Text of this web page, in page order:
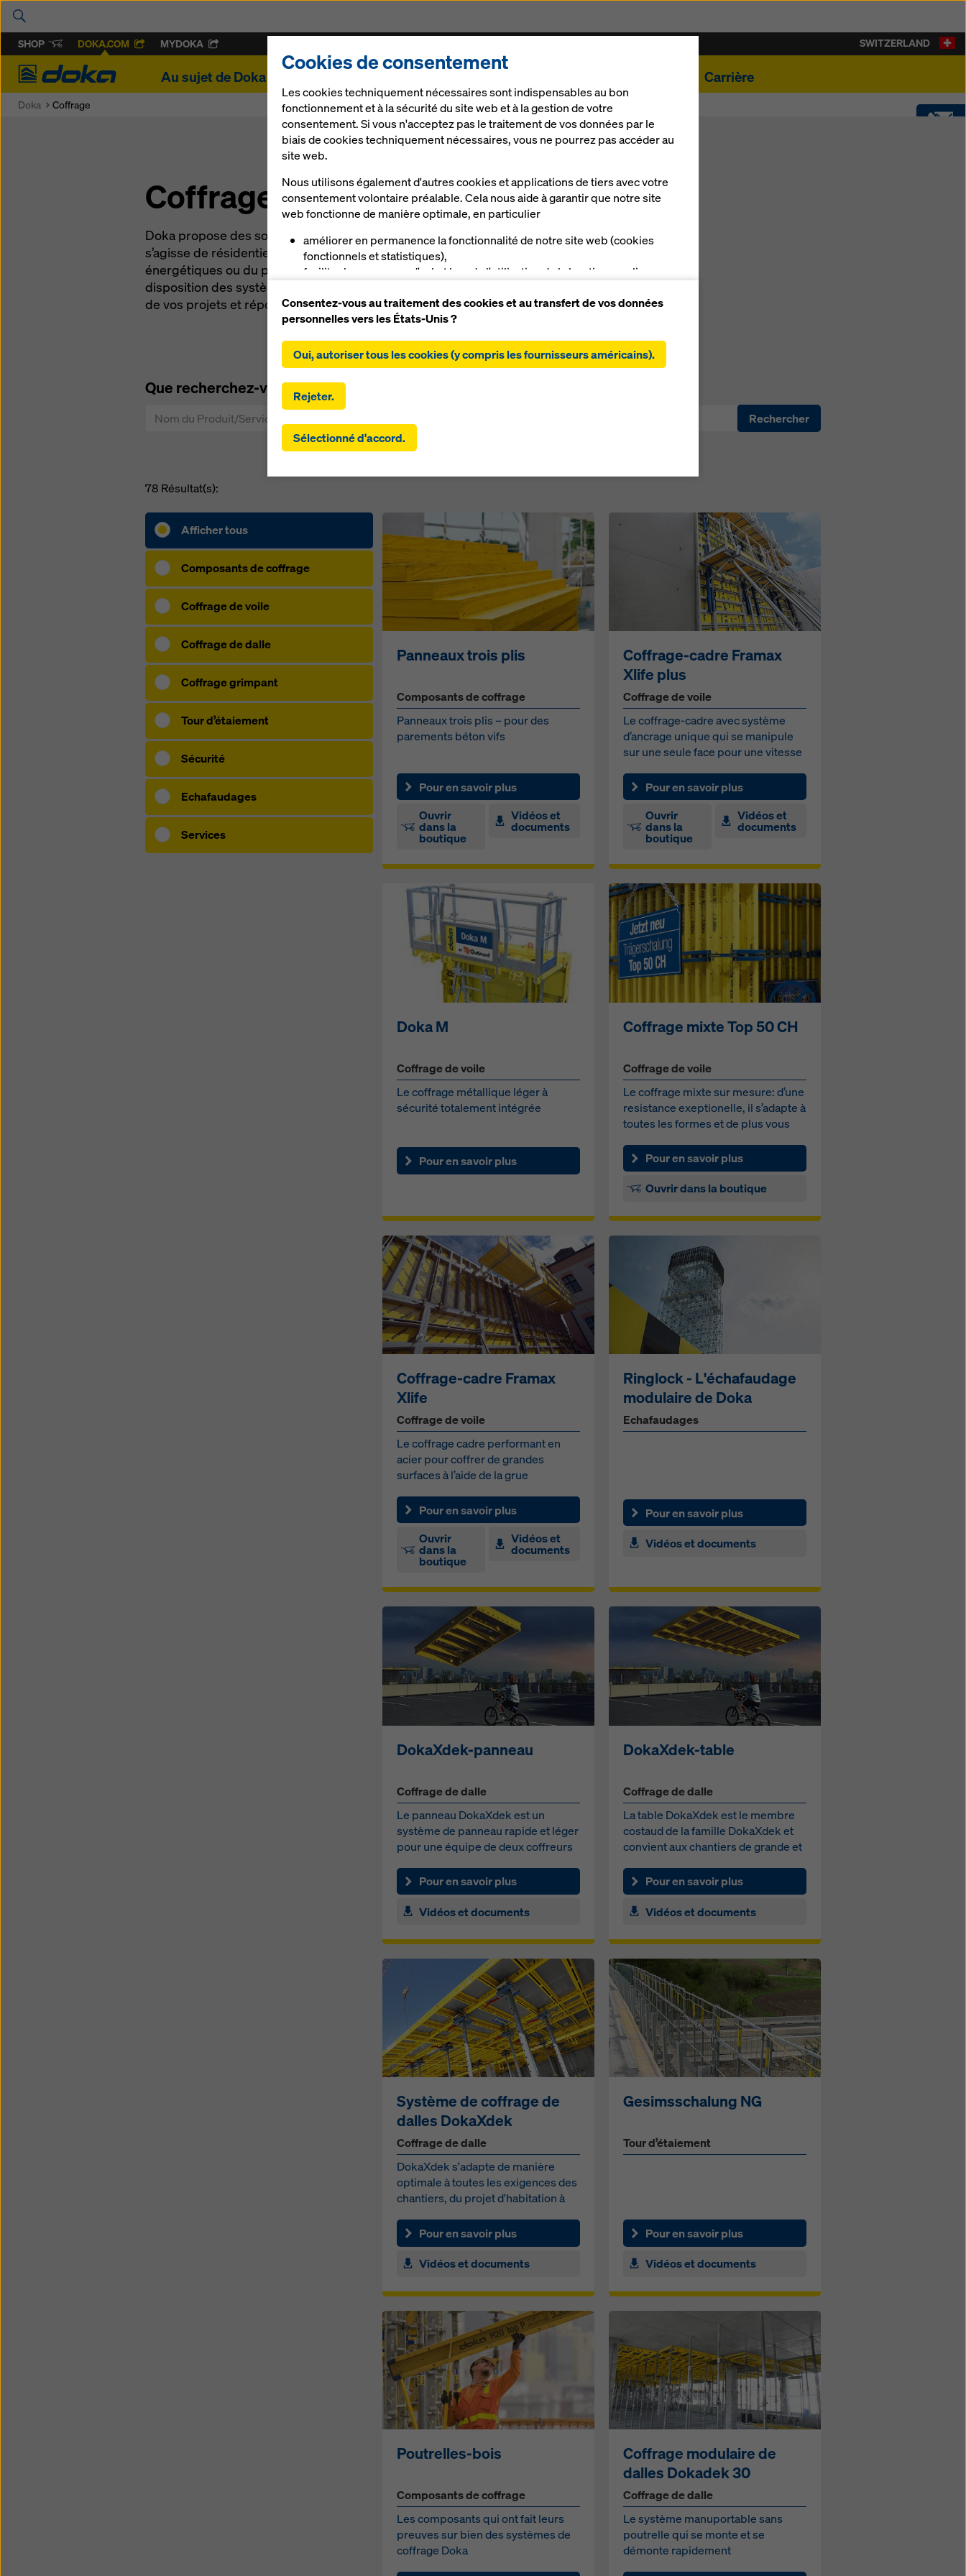
SHOP DOKA.COM MYDOKA
Doka
Au sujet de Doka Carrière
SWITZERLAND
Doka Coffrage
Coffrage
Doka propose des solutions decoffragepour tous les domaines du BTP, qu’il
s’agisse de résidentiel, de voies de communication, d’installations
énergétiques ou du plus haut bâtiment du monde. Nous mettons à votre
disposition des systèmes et des composants de coffrages adaptés à chacun
de vos projets et répondant à toutes les exigences.
Que recherchez-vous ?
Rechercher
78 Résultat(s):
Afficher tous
Composants de coffrage
Coffrage de voile
Coffrage de dalle
Coffrage grimpant
Tour d’étaiement
Sécurité
Echafaudages
Services
Panneaux trois plis
Composants de coffrage
Panneaux trois plis – pour des
parements béton vifs
Pour en savoir plus
Ouvrir
dans la
boutique
Vidéos et
documents
Coffrage-cadre Framax
Xlife plus
Coffrage de voile
Le coffrage-cadre avec système
d’ancrage unique qui se manipule
sur une seule face pour une vitesse
Pour en savoir plus
Ouvrir
dans la
boutique
Vidéos et
documents
Doka M
Coffrage de voile
Le coffrage métallique léger à
sécurité totalement intégrée
Pour en savoir plus
Coffrage mixte Top 50 CH
Coffrage de voile
Le coffrage mixte sur mesure: d’une
resistance exeptionelle, il s’adapte à
toutes les formes et de plus vous
Pour en savoir plus
Ouvrir dans la boutique
Coffrage-cadre Framax
Xlife
Coffrage de voile
Le coffrage cadre performant en
acier pour coffrer de grandes
surfaces à l’aide de la grue
Pour en savoir plus
Ouvrir
dans la
boutique
Vidéos et
documents
Ringlock - L'échafaudage
modulaire de Doka
Echafaudages
Pour en savoir plus
Vidéos et documents
DokaXdek-panneau
Coffrage de dalle
Le panneau DokaXdek est un
système de panneau rapide et léger
pour une équipe de deux coffreurs
Pour en savoir plus
Vidéos et documents
DokaXdek-table
Coffrage de dalle
La table DokaXdek est le membre
costaud de la famille DokaXdek et
convient aux chantiers de grande et
Pour en savoir plus
Vidéos et documents
Système de coffrage de
dalles DokaXdek
Coffrage de dalle
DokaXdek s'adapte de manière
optimale à toutes les exigences des
chantiers, du projet d'habitation à
Pour en savoir plus
Vidéos et documents
Gesimsschalung NG
Tour d’étaiement
Pour en savoir plus
Vidéos et documents
Poutrelles-bois
Composants de coffrage
Les composants qui ont fait leurs
preuves sur bien des systèmes de
coffrage Doka
Coffrage modulaire de
dalles Dokadek 30
Coffrage de dalle
Le système manuportable sans
poutrelle qui se monte et se
démonte rapidement
Cookies de consentement
Les cookies techniquement nécessaires sont indispensables au bon
fonctionnement et à la sécurité du site web et à la gestion de votre
consentement. Si vous n'acceptez pas le traitement de vos données par le
biais de cookies techniquement nécessaires, vous ne pourrez pas accéder au
site web.
Nous utilisons également d'autres cookies et applications de tiers avec votre
consentement volontaire préalable. Cela nous aide à garantir que notre site
web fonctionne de manière optimale, en particulier
améliorer en permanence la fonctionnalité de notre site web (cookies
fonctionnels et statistiques),
faciliter le processus d'achat lors de l'utilisation de la boutique en ligne
vous proposer, en tant qu'utilisateur, des publicités appropriées sur
certaines plateformes (cookies de marketing).
En cliquant sur « Autoriser tous les cookies (y compris les fournisseurs
américains) », vous consentez à l'installation et à l'utilisation de tous les
que vous avez sélectionnés à l'aide des cases à cocher. Cela peut également
impliquer le transfert de données vers des pays tiers tels que les États-Unis. Si
les paramètres que vous avez sélectionnés incluent également des
fournisseurs qui transfèrent des données vers des pays tiers pour lesquels il
n'existe pas de décision d'adéquation au titre de l'article 45 du RGPD ni de
pays tiers à des fins de contrôle et de surveillance et qu'il n'y ait pas de recours
juridique efficace contre cela. Vous pouvez rejeter tous les cookies
nécessitant un consentement en cliquant sur « Rejeter » ou en ajustant vos
paramètres de cookiesen cliquant sur les paramètres de cookies au bas de ce
site web et en utilisant les cases à cocher correspondantes. Vous pouvez
révoquer votre consentement à tout moment, avec effet futur et sans indication
de motif, en cliquant surparamètres de cookies au bas de ce site web.
politique de confidentialité. Nous vous offrons également la possibilité de
sélectionner vos cookies (paramètres avancés des cookies).
Consentez-vous au traitement des cookies et au transfert de vos données
personnelles vers les États-Unis ?
Oui, autoriser tous les cookies (y compris les fournisseurs américains).
Rejeter.
Sélectionné d'accord.